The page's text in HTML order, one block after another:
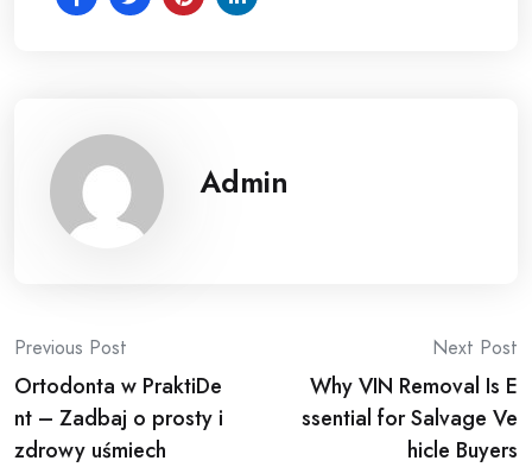
Admin
Post
navigation
Previous Post
Ortodonta w PraktiDe
nt – Zadbaj o prosty i
zdrowy uśmiech
Next Post
Why VIN Removal Is E
ssential for Salvage Ve
hicle Buyers